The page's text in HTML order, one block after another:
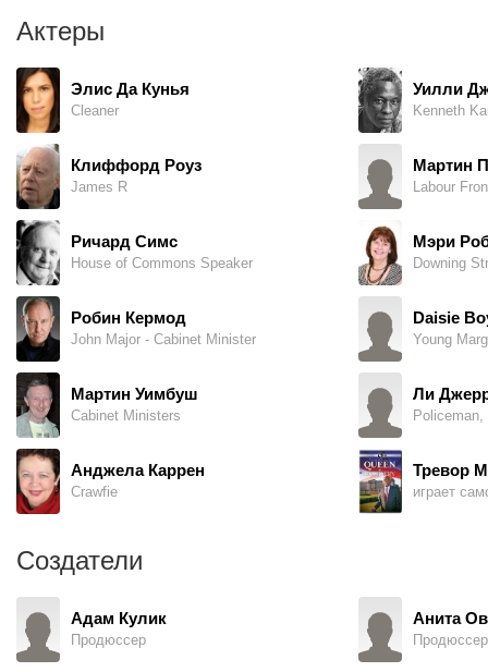
Актеры
Элис Да Кунья
Cleaner
Клиффорд Роуз
James R
Ричард Симс
House of Commons Speaker
Робин Кермод
John Major - Cabinet Minister
Мартин Уимбуш
Cabinet Ministers
Анджела Каррен
Crawfie
Уилли
Kenneth
Мартин
Мэри
Downing
Daisie
Ли
Policeman,
Тревор
Создатели
Адам Кулик
Продюссер
Анита
Продюссер